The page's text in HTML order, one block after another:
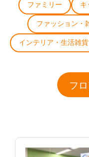
ファミリー キ
ファッション・
インテリア・生活雑貨
フ